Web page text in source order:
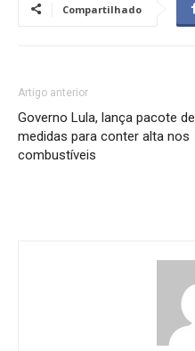
Compartilhado
Artigo anterior
Governo Lula, lança pacote de
medidas para conter alta nos
combustíveis